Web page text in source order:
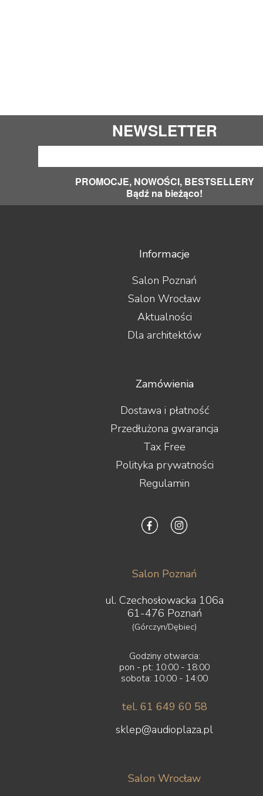
NEWSLETTER
PROMOCJE, NOWOŚCI, BESTSELLERY
Bądź na bieżąco!
Informacje
Salon Poznań
Salon Wrocław
Aktualności
Dla architektów
Zamówienia
Dostawa i płatność
Przedłużona gwarancja
Tax Free
Polityka prywatności
Regulamin
Salon Poznań
ul. Czechosłowacka 106a
61-476 Poznań
(Górczyn/Dębiec)
Godziny otwarcia:
pon - pt: 10:00 - 18:00
sobota: 10:00 - 14:00
tel. 61 649 60 58
sklep@audioplaza.pl
Salon Wrocław